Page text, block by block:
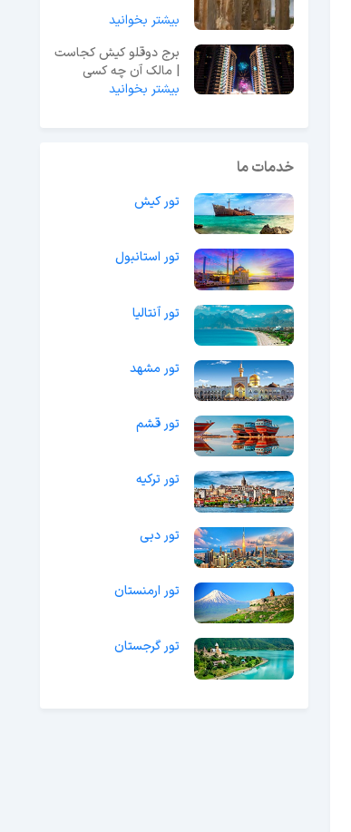
بیشتر بخوانید
برج دوقلو کیش کجاست
| مالک آن چه کسی
است؟ + عکس
بیشتر بخوانید
خدمات ما
تور کیش
تور استانبول
تور آنتالیا
تور مشهد
تور قشم
تور ترکیه
تور دبی
تور ارمنستان
تور گرجستان